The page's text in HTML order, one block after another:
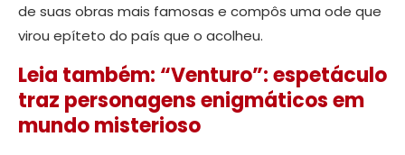
de suas obras mais famosas e compôs uma ode que
virou epíteto do país que o acolheu.
Leia também: “Venturo”: espetáculo
traz personagens enigmáticos em
mundo misterioso